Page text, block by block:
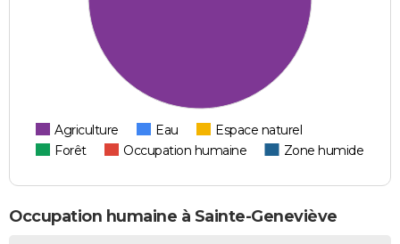
Agriculture Eau
Espace naturel
Forêt
Occupation humaine Zone humide
Occupation humaine à Sainte-Geneviève